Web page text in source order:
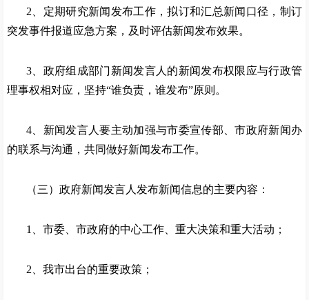
2、定期研究新闻发布工作，拟订和汇总新闻口径，制订
突发事件报道应急方案，及时评估新闻发布效果。
3、政府组成部门新闻发言人的新闻发布权限应与行政管
理事权相对应，坚持“谁负责，谁发布”原则。
4、新闻发言人要主动加强与市委宣传部、市政府新闻办
的联系与沟通，共同做好新闻发布工作。
（三）政府新闻发言人发布新闻信息的主要内容：
1、市委、市政府的中心工作、重大决策和重大活动；
2、我市出台的重要政策；